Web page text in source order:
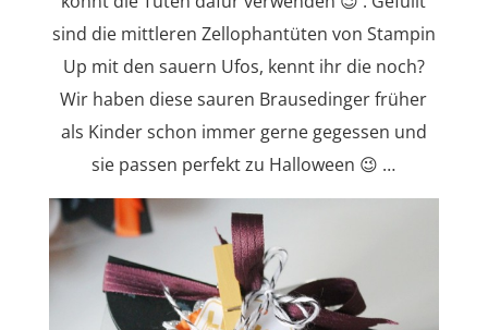
sind die mittleren Zellophantüten von Stampin
Up mit den sauern Ufos, kennt ihr die noch?
Wir haben diese sauren Brausedinger früher
als Kinder schon immer gerne gegessen und
sie passen perfekt zu Halloween 😉 …